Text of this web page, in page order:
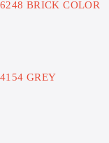
6248 BRICK COLOR
4154 GREY